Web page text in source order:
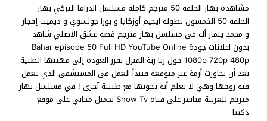
مشاهدة بهار الحلقة 50 مترجم كاملة مسلسل الدراما التركي بهار
الحلقة 50 الخمسون بطولة ايجيم أوزكايا و بورا جولسوي و ديميت إفجار
و محمد يلماز أك في مسلسل بهار مترجم قصة عشق الاصلي شاهد
بدون اعلانات جودة Bahar episode 50 Full HD YouTube Online
1080p 720p 480p حول رنا ربة المنزل تقرر العودة إلى مهنتها الطبية
بعد أن تجاوزت أزمة غير متوقعة فتبدأ العمل في المستشفى الذي يعمل
فيه زوجها وهي لا تعلم أنه يخونها مع طبيبة آخرى ! في مسلسل بهار
مترجم للعربية مباشر على قناة Show Tv تحميل مجاني على موقع
دكتنا